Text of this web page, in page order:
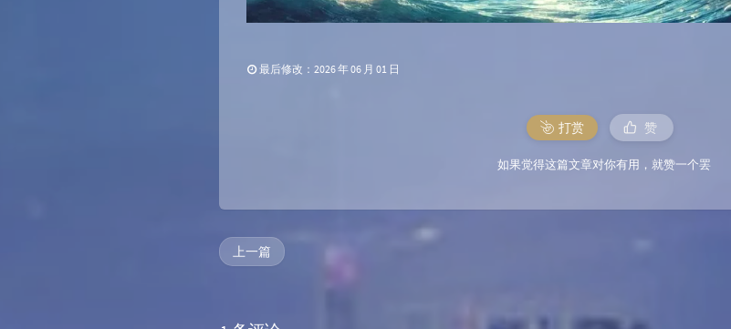
最后修改：2026 年 06 月 01 日
打赏 赞
如果觉得这篇文章对你有用，就赞一个罢
上一篇